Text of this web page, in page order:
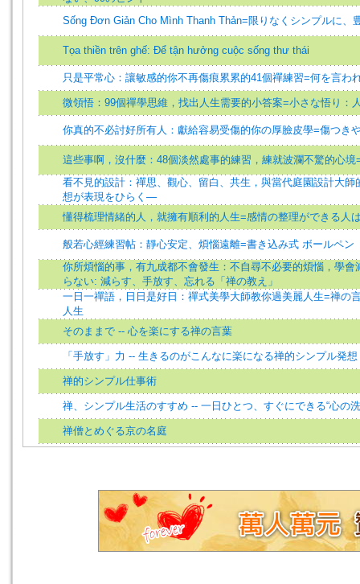
Sống Đơn Giản Cho Mình Thanh Thản=限りなくシンプルに、
Tọa thiền trên ghế: Để tận hưởng cuộc sống thư thái
只是平常心：讓敏感的你不再傷痕累累的41個禪練習=何を言わ
微領悟：99個禪學思維，找出人生需要的小答案=小さな悟り：
你真的不必討好所有人：獻給容易受傷的你の厚臉皮學=傷つき
這些事啊，沒什麼：48個淡然處事的練習，練就波瀾不驚的心
看不見的設計：禪思、觀心、留白、共生，與當代庭園設計大
想が表現をひらく—
懂得梳理情緒的人，就擁有順利的人生=感情の整理ができる人
般若心經練習帖：靜心安定、煩惱遠離=書き込み式 ボールペン
你所煩惱的事，有九成都不會發生：不自尋不必要的煩惱，學
らない: 減らす、手放す、忘れる「禅の教え」
一日一禪語，日日是好日：禪式美學大師教你過美麗人生=禅の
人生
そのままで -- 心を楽にする禅の言葉
「手放す」力 -- 生きるのがこんなに楽になる禅的シンプル発想
禅的シンプル仕事術
禅、シンプル生活のすすめ -- 一日ひとつ、すぐにできる“心の
禅僧とめぐる京の名庭